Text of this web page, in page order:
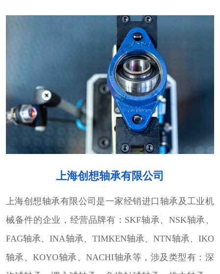
上海创想轴承有限公司
上海创想轴承有限公司是一家经销进口轴承及工业机
械备件的企业，经营品牌有：SKF轴承、NSK轴承、
FAG轴承、INA轴承、TIMKEN轴承、NTN轴承、IKO
轴承、KOYO轴承、NACHI轴承等，涉及类型有：深